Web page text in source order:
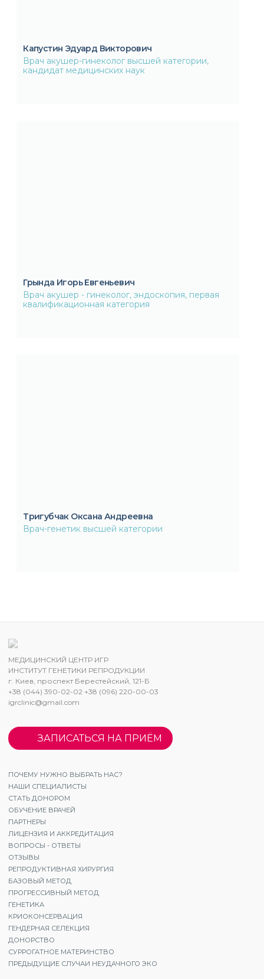
Капустин Эдуард Викторович
Врач акушер-гинеколог высшей категории,
кандидат медицинских наук
Грында Игорь Евгеньевич
Врач акушер - гинеколог, эндоскопия, первая
квалификационная категория
Тригубчак Оксана Андреевна
Врач-генетик высшей категории
МЕДИЦИНСКИЙ ЦЕНТР ИГР
ИНСТИТУТ ГЕНЕТИКИ РЕПРОДУКЦИИ
г. Киев, проспект Берестейский, 121-Б
+38 (044) 390-02-02 +38 (096) 220-00-03
igrclinic@gmail.com
ЗАПИСАТЬСЯ НА ПРИЁМ
ПОЧЕМУ НУЖНО ВЫБРАТЬ НАС?
НАШИ СПЕЦИАЛИСТЫ
СТАТЬ ДОНОРОМ
ОБУЧЕНИЕ ВРАЧЕЙ
ПАРТНЕРЫ
ЛИЦЕНЗИЯ И АККРЕДИТАЦИЯ
ВОПРОСЫ - ОТВЕТЫ
ОТЗЫВЫ
РЕПРОДУКТИВНАЯ ХИРУРГИЯ
БАЗОВЫЙ МЕТОД
ПРОГРЕССИВНЫЙ МЕТОД
ГЕНЕТИКА
КРИОКОНСЕРВАЦИЯ
ГЕНДЕРНАЯ СЕЛЕКЦИЯ
ДОНОРСТВО
СУРРОГАТНОЕ МАТЕРИНСТВО
ПРЕДЫДУЩИЕ СЛУЧАИ НЕУДАЧНОГО ЭКО